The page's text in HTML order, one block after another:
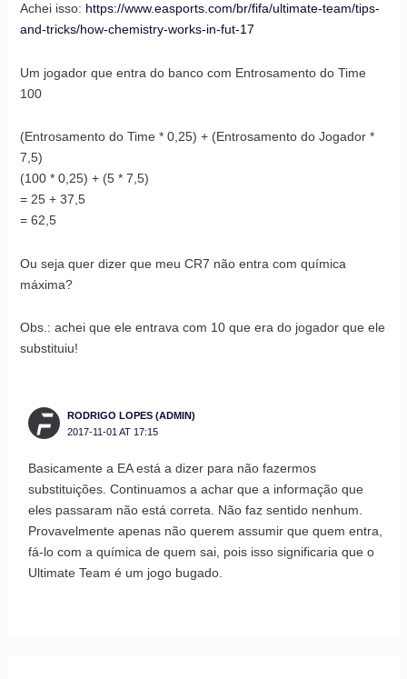
Achei isso: https://www.easports.com/br/fifa/ultimate-team/tips-
and-tricks/how-chemistry-works-in-fut-17
Um jogador que entra do banco com Entrosamento do Time
100
(Entrosamento do Time * 0,25) + (Entrosamento do Jogador *
7,5)
(100 * 0,25) + (5 * 7,5)
= 25 + 37,5
= 62,5
Ou seja quer dizer que meu CR7 não entra com química
máxima?
Obs.: achei que ele entrava com 10 que era do jogador que ele
substituiu!
RODRIGO LOPES (ADMIN)
2017-11-01 AT 17:15
Basicamente a EA está a dizer para não fazermos
substituições. Continuamos a achar que a informação que
eles passaram não está correta. Não faz sentido nenhum.
Provavelmente apenas não querem assumir que quem entra,
fá-lo com a química de quem sai, pois isso significaria que o
Ultimate Team é um jogo bugado.